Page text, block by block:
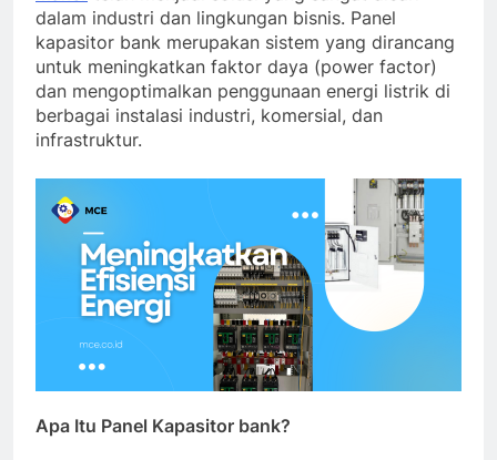
dalam industri dan lingkungan bisnis. Panel
kapasitor bank merupakan sistem yang dirancang
untuk meningkatkan faktor daya (power factor)
dan mengoptimalkan penggunaan energi listrik di
berbagai instalasi industri, komersial, dan
infrastruktur.
Apa Itu Panel Kapasitor bank?